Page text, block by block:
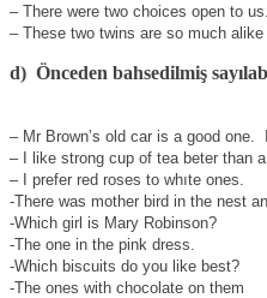
– There were two choices open to us.
– These two twins are so much
d) Önceden bahsedilmiş
– Mr Brown’s old car is a good one.
– I like strong cup of tea beter than a
– I prefer red roses to whıte ones.
-There was mother bird in the nest
-Which girl is Mary Robinson?
-The one in the pink dress.
-Which biscuits do you like best?
-The ones with chocolate on them